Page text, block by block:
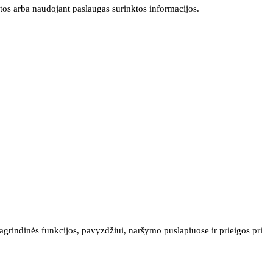
arba naudojant paslaugas surinktos informacijos.
funkcijos, pavyzdžiui, naršymo puslapiuose ir prieigos